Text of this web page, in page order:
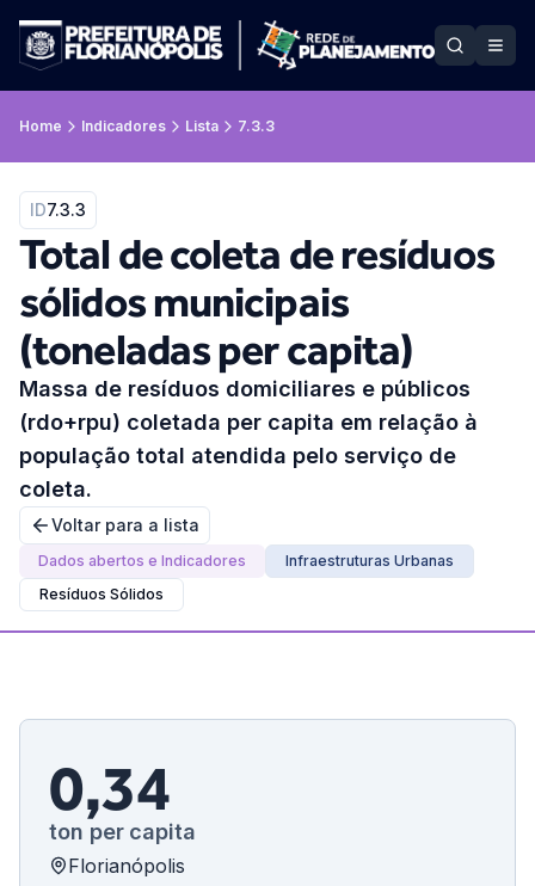
Home Indicadores Lista 7.3.3
ID7.3.3
Total de coleta de resíduos
sólidos municipais
(toneladas per capita)
Massa de resíduos domiciliares e públicos
(rdo+rpu) coletada per capita em relação à
população total atendida pelo serviço de
coleta.
Voltar para a lista
Dados abertos e Indicadores
Infraestruturas Urbanas
Resíduos Sólidos
0,34
ton per capita
Florianópolis